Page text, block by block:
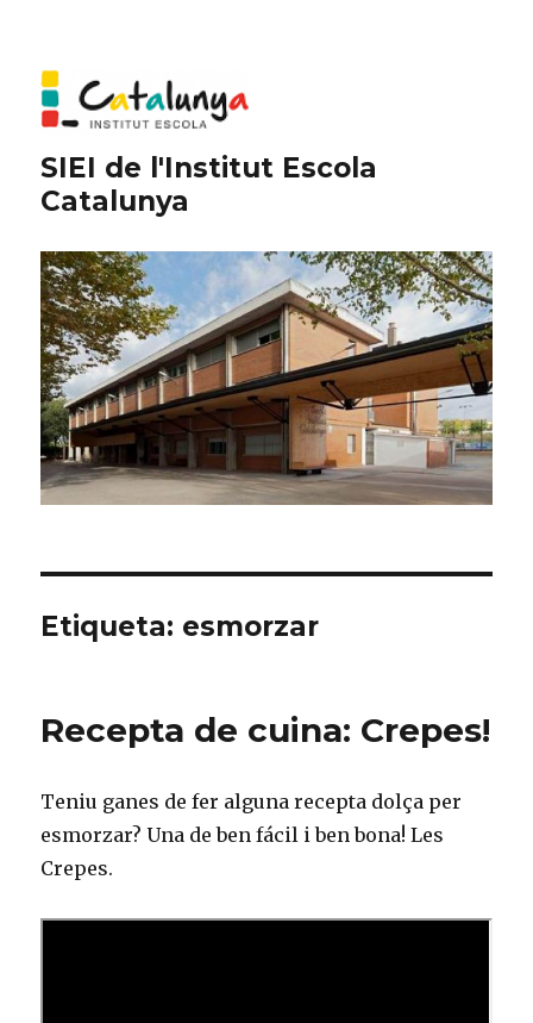
SIEI de l'Institut Escola
Catalunya
Etiqueta: esmorzar
Recepta de cuina: Crepes!
Teniu ganes de fer alguna recepta dolça per
esmorzar? Una de ben fácil i ben bona! Les
Crepes.